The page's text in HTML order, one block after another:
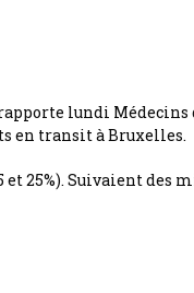
lundi Médecins
en transit à Bruxelles.
et 25%). Suivaient